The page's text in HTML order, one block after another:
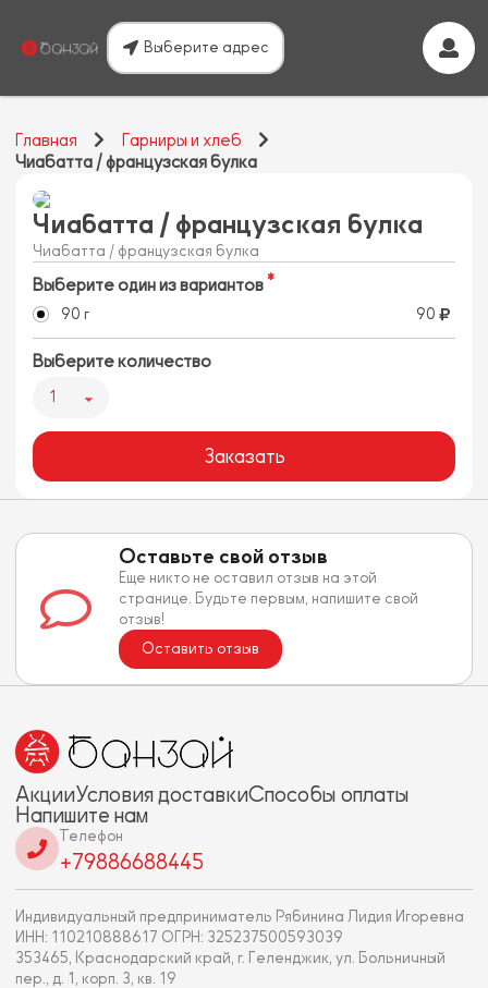
Выберите адрес
Главная
Гарниры и хлеб
Чиабатта / французская булка
Чиабатта / французская булка
Чиабатта / французская булка
Выберите один из вариантов
90 г 90
Выберите количество
1
Заказать
Оставьте свой отзыв
Еще никто не оставил отзыв на этой
странице. Будьте первым, напишите свой
отзыв!
Оставить отзыв
АкцииУсловия доставкиСпособы оплаты
Напишите нам
Телефон
+79886688445
Индивидуальный предприниматель Рябинина Лидия Игоревна
ИНН: 110210888617 ОГРН: 325237500593039
353465, Краснодарский край, г. Геленджик, ул. Больничный
пер., д. 1, корп. 3, кв. 19